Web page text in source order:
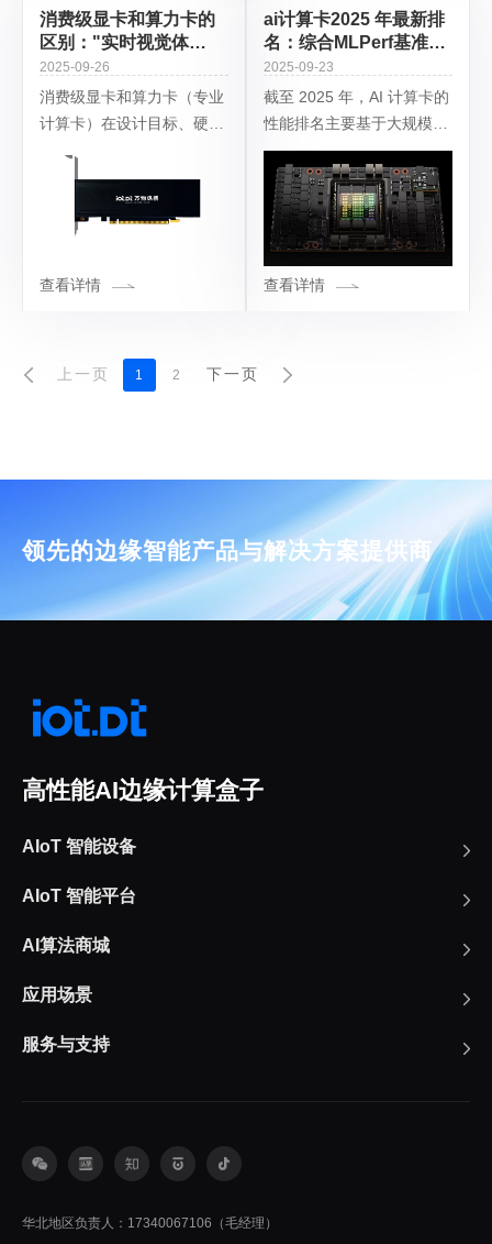
消费级显卡和算力卡的
区别："实时视觉体
验"VS"高效计算"设计
的生产力工具
2025-09-26
消费级显卡和算力卡（专业
计算卡）在设计目标、硬件
上存在显著差异，以下从多
个维度展开分析：1. 核心设
计目标消费级显卡：专为游
查看详情
ai计算卡2025 年最新排
名：综合MLPerf基准测
试、行业评测及专用场
景需求的最新排名分析
2025-09-23
截至 2025 年，AI 计算卡的
性能排名主要基于大规模语
言模型（LLM）推理、训练
任务、行业专用场景适配能
力及能效比等核心指标。以
下是综合 MLPerf 基准
查看详情
上一页 1 2 下一页
领先的边缘智能产品与解决方案提供商
高性能AI边缘计算盒子
AIoT 智能设备
AIoT 智能平台
AI算法商城
应用场景
服务与支持
华北地区负责人：17340067106（毛经理）